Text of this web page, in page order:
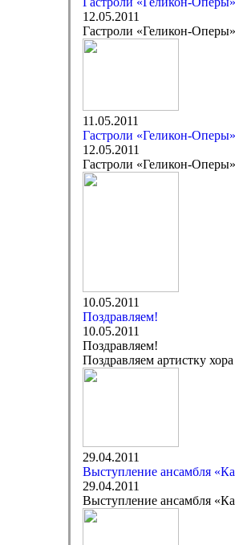
12.05.2011
Гастроли «Геликон-
11.05.2011
Гастроли «Геликон-
12.05.2011
Гастроли «Геликон-
10.05.2011
Поздравляем!
10.05.2011
Поздравляем!
Поздравляем артистку
29.04.2011
Выступление ансамбля
29.04.2011
Выступление ансамбля